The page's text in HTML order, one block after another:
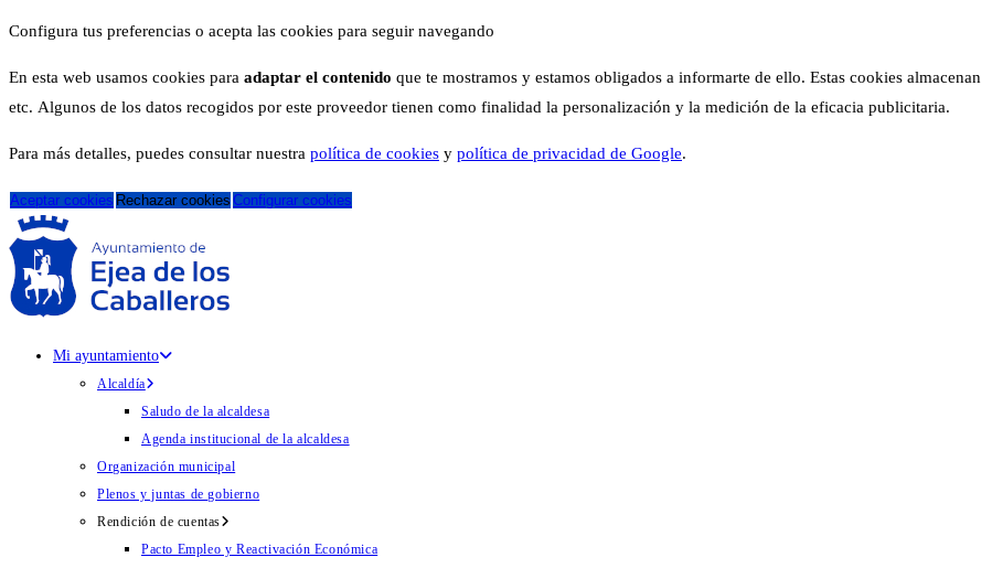
Configura tus preferencias o acepta las cookies para seguir navegando
En esta web usamos cookies para adaptar el contenido que te mostramos y estamos obligados a informarte de ello. Estas cookies almacenan
etc. Algunos de los datos recogidos por este proveedor tienen como finalidad la personalización y la medición de la eficacia publicitaria.
Para más detalles, puedes consultar nuestra política de cookies y política de privacidad de Google.
Aceptar cookies Rechazar cookies Configurar cookies
Mi ayuntamiento
Alcaldía
Saludo de la alcaldesa
Agenda institucional de la alcaldesa
Organización municipal
Plenos y juntas de gobierno
Rendición de cuentas
Pacto Empleo y Reactivación Económica